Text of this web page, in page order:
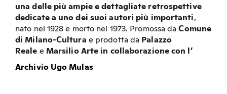
una delle più ampie e dettagliate retrospettive
dedicate a uno dei suoi autori più importanti,
nato nel 1928 e morto nel 1973. Promossa daComune
di Milano-Cultura e prodotta da Palazzo
Reale e Marsilio Arte in collaborazione con l’
Archivio Ugo Mulas